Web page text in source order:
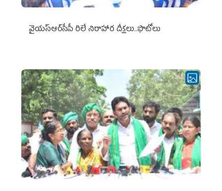
వైయ‌స్ఆర్‌సీపీ రిలే నిరాహార దీక్షలు..ఫొటోలు